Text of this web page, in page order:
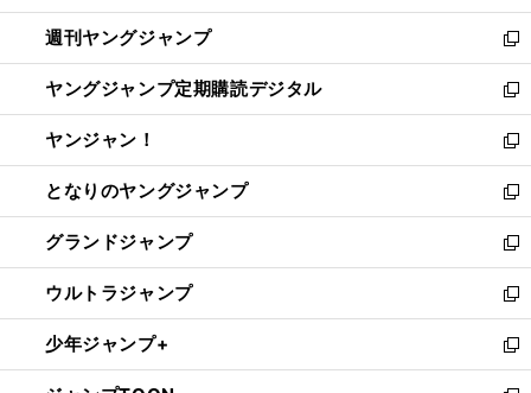
開
く
ウ
で
開
く
ン
ド
ウ
で
開
く
ウ
ィ
ン
ド
ウ
で
開
く
週刊ヤングジャンプ
新
し
い
ウ
ィ
ン
ド
ウ
で
開
く
ヤングジャンプ定期購読デジタル
新
し
い
ウ
ィ
ン
ド
ウ
で
開
く
ヤンジャン！
新
し
い
ウ
ィ
ン
ド
ウ
で
開
となりのヤングジャンプ
新
し
い
ウ
ィ
ン
ド
ウ
グランドジャンプ
新
し
い
ウ
ィ
ン
ウルトラジャンプ
新
し
い
ウ
少年ジャンプ+
新
し